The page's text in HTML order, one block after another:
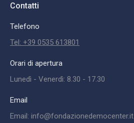
Contatti
Telefono
Tel: +39 0535 613801
Orari di apertura
Lunedì - Venerdì: 8.30 - 17.30
Email
Email: info@fondazionedemocenter.it